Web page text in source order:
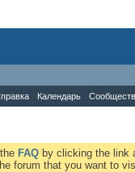
Календарь
FAQ by clicking the link
forum that you want to